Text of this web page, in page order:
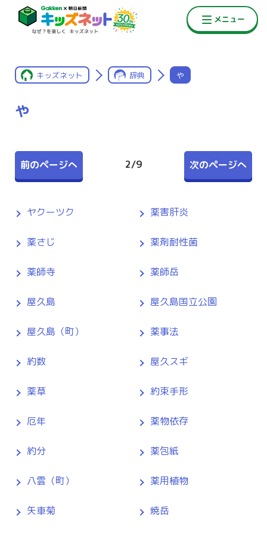
キッズネット 辞典 や
や
前のページへ 次のページへ
2/9
ヤクーツク 薬害肝炎
薬さじ 薬剤耐性菌
薬師寺 薬師岳
屋久島 屋久島国立公園
屋久島（町） 薬事法
約数 屋久スギ
薬草 約束手形
厄年 薬物依存
約分 薬包紙
八雲（町） 薬用植物
矢車菊 焼岳